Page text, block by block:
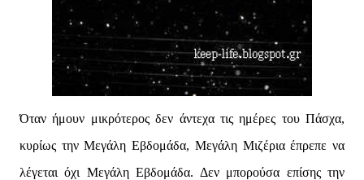
Όταν ήμουν μικρότερος δεν άντεχα τις ημέρες του Πάσχα,
κυρίως την Μεγάλη Εβδομάδα, Μεγάλη Μιζέρια έπρεπε να
λέγεται όχι Μεγάλη Εβδομάδα. Δεν μπορούσα επίσης την